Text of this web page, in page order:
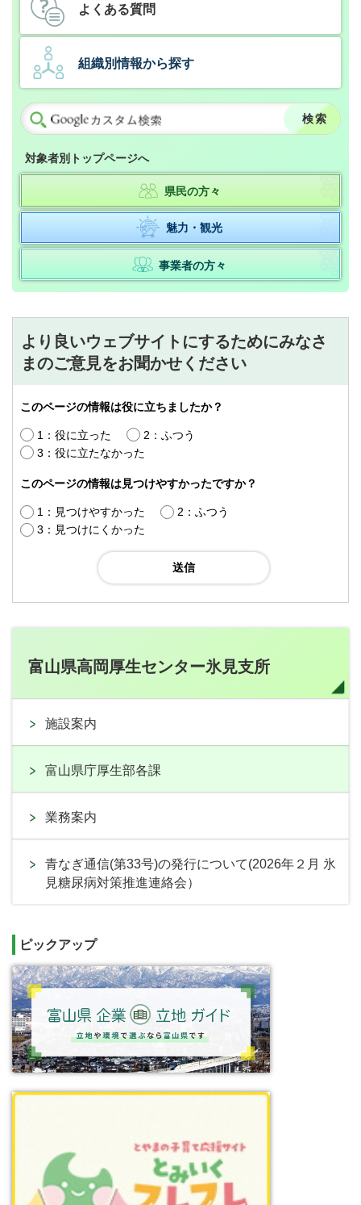
よくある質問
組織別情報から探す
対象者別トップページへ
県民の方々
魅力・観光
事業者の方々
より良いウェブサイトにするためにみなさ
まのご意見をお聞かせください
このページの情報は役に立ちましたか？
1：役に立った
2：ふつう
3：役に立たなかった
このページの情報は見つけやすかったですか？
1：見つけやすかった
2：ふつう
3：見つけにくかった
富山県高岡厚生センター氷見支所
施設案内
富山県庁厚生部各課
業務案内
青なぎ通信(第33号)の発行について(2026年２月 氷
見糖尿病対策推進連絡会）
ピックアップ